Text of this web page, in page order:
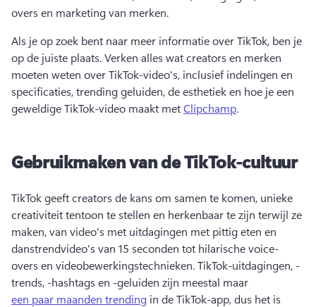
overs en marketing van merken.
Als je op zoek bent naar meer informatie over TikTok, ben je
op de juiste plaats. Verken alles wat creators en merken
moeten weten over TikTok-video's, inclusief indelingen en
specificaties, trending geluiden, de esthetiek en hoe je een
geweldige TikTok-video maakt met Clipchamp.
Gebruikmaken van de TikTok-cultuur
TikTok geeft creators de kans om samen te komen, unieke
creativiteit tentoon te stellen en herkenbaar te zijn terwijl ze
maken, van video's met uitdagingen met pittig eten en
danstrendvideo's van 15 seconden tot hilarische voice-
overs en videobewerkingstechnieken. TikTok-uitdagingen, -
trends, -hashtags en -geluiden zijn meestal maar
een paar maanden trending in de TikTok-app, dus het is